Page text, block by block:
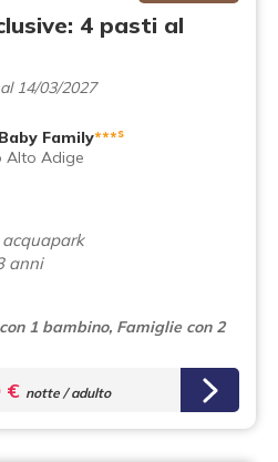
4 pasti al
14/03/2027
Family***s
Alto Adige
anni
1 bambino, Famiglie con 2
€ notte / adulto